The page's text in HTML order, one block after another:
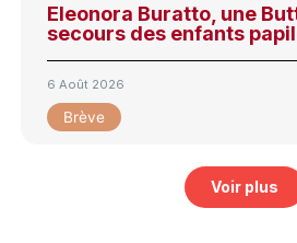
Eleonora Buratto, une
secours des enfants
6 Août 2026
Brève
Voir plus